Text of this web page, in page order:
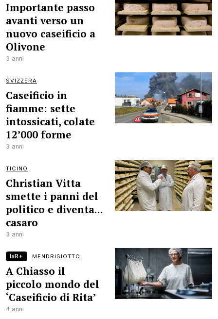
Importante passo
avanti verso un
nuovo caseificio a
Olivone
3 anni
SVIZZERA
Caseificio in
fiamme: sette
intossicati, colate
12’000 forme
3 anni
TICINO
Christian Vitta
smette i panni del
politico e diventa...
casaro
3 anni
laR+ MENDRISIOTTO
A Chiasso il
piccolo mondo del
‘Caseificio di Rita’
4 anni